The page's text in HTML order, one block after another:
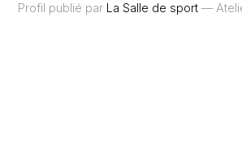
Profil publié par La Salle de sport —